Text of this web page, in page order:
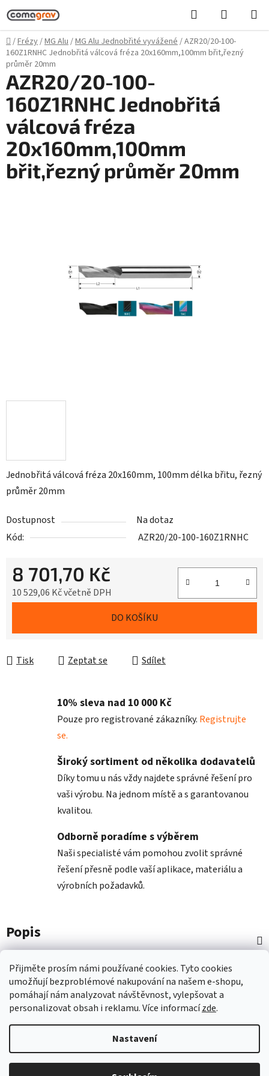
Přijměte prosím námi používané cookies. Tytocookies
umožňujíbezproblémové nakupování na našem e-shopu,
pomáhají námanalyzovat návštěvnost,vylepšovat a
personalizovatobsah i reklamu.Více informacízde.
Nastavení
Přejít
na
obsah
Hledat
KOŠÍK
Domů
/Frézy/MG Alu/MG Alu Jednobřité vyvážené/AZR20/20-100-
160Z1RNHC Jednobřitá válcová fréza 20x160mm,100mm břit,řezný
průměr 20mm
Jednobřitá válcová fréza 20x160mm, 100mm délka břitu, řezný
průměr 20mm
Dostupnost
Na dotaz
Kód:
AZR20/20-100-160Z1RNHC
8 701,70 Kč
10 529,06 Kč včetně DPH
DO KOŠÍKU
Tisk Zeptat se Sdílet
AZR20/20-100-
160Z1RNHC Jednobřitá
válcová fréza
20x160mm,100mm
břit,řezný průměr 20mm
10% sleva nad 10 000 Kč
Pouze pro registrované zákazníky. Registrujte
se.
Široký sortiment od několika dodavatelů
Díky tomu u nás vždy najdete správné řešení pro
vaši výrobu. Na jednom místě a s garantovanou
kvalitou.
Odborně poradíme s výběrem
Naši specialisté vám pomohou zvolit správné
řešení přesně podle vaší aplikace, materiálu a
výrobních požadavků.
Popis
Diskuze
Vytvořil Shoptet